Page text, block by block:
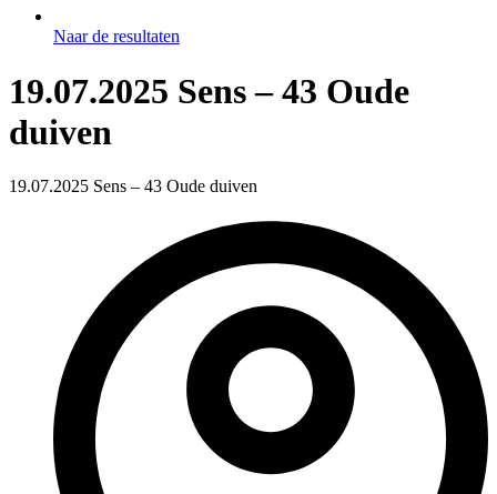
Naar de resultaten
19.07.2025 Sens – 43 Oude
duiven
19.07.2025 Sens – 43 Oude duiven